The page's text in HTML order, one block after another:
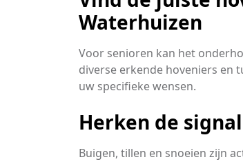
Waterhuizen
Voor senioren kan het
diverse erkende hoveniers en
uw specifieke wensen.
Herken de
Buigen, tillen en snoeien zijn